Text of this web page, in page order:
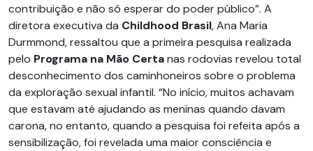
contribuição e não só esperar do poder público”. A
diretora executiva da Childhood Brasil, Ana Maria
Durmmond, ressaltou que a primeira pesquisa realizada
pelo Programa na Mão Certanas rodovias revelou total
desconhecimento dos caminhoneiros sobre o problema
da exploração sexual infantil. “No início, muitos achavam
que estavam até ajudando as meninas quando davam
carona, no entanto, quando a pesquisa foi refeita após a
sensibilização, foi revelada uma maior consciência e